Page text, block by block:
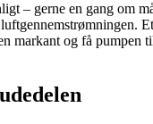
– gerne en gang om
markant og få pumpen